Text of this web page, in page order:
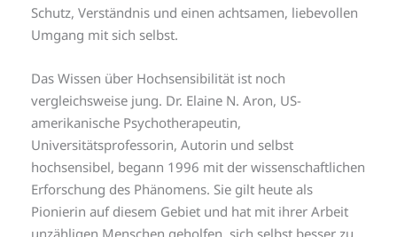
Schutz, Verständnis und einen achtsamen, liebevollen
Umgang mit sich selbst.
Das Wissen über Hochsensibilität ist noch
vergleichsweise jung. Dr. Elaine N. Aron, US-
amerikanische Psychotherapeutin,
Universitätsprofessorin, Autorin und selbst
hochsensibel, begann 1996 mit der wissenschaftlichen
Erforschung des Phänomens. Sie gilt heute als
Pionierin auf diesem Gebiet und hat mit ihrer Arbeit
unzähligen Menschen geholfen, sich selbst besser zu